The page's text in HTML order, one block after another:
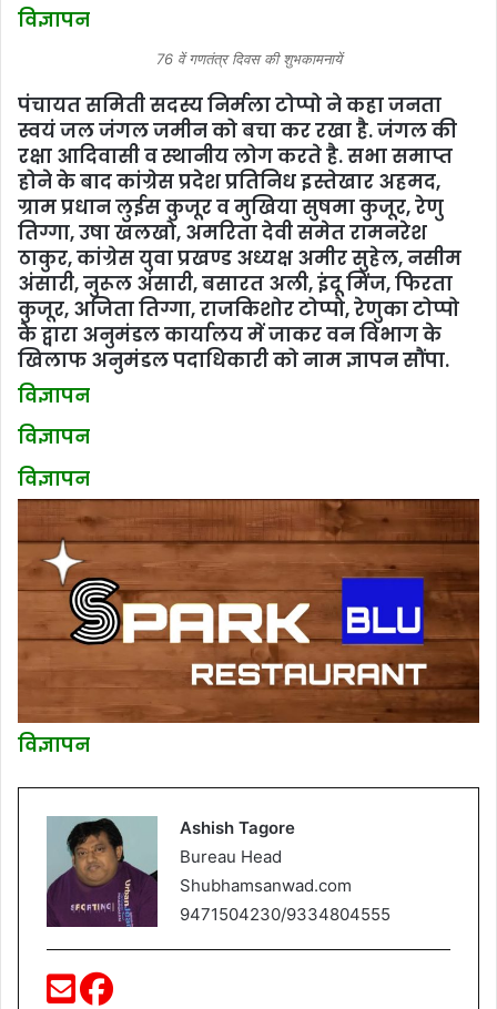
विज्ञापन
76 वें गणतंत्र दिवस की शुभकामनायें
पंचायत समिती सदस्‍य निर्मला टोप्पो ने कहा जनता
स्वयं जल जंगल जमीन को बचा कर रखा है. जंगल की
रक्षा आदिवासी व स्थानीय लोग करते है. सभा समाप्त
होने के बाद कांग्रेस प्रदेश प्रतिनिध इस्तेखार अहमद,
ग्राम प्रधान लुईस कुजूर व मुखिया सुषमा कुजूर, रेणु
तिग्गा, उषा खलखो, अमरिता देवी समेत रामनरेश
ठाकुर, कांग्रेस युवा प्रखण्ड अध्यक्ष अमीर सुहेल, नसीम
अंसारी, नुरूल अंसारी, बसारत अली, इंदू मिंज, फिरता
कुजूर, अजिता तिग्गा, राजकिशोर टोप्पो, रेणुका टोप्पो
के द्वारा अनुमंडल कार्यालय में जाकर वन विभाग के
खिलाफ अनुमंडल पदाधिकारी को नाम ज्ञापन सौंपा.
विज्ञापन
विज्ञापन
विज्ञापन
विज्ञापन
Ashish Tagore
Bureau Head
Shubhamsanwad.com
9471504230/9334804555